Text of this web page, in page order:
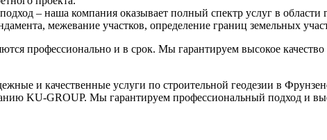
– наша компания оказывает полный спектр услуг в области
межевание участков, определение границ земельных
профессионально и в срок. Мы гарантируем высокое
и качественные услуги по строительной геодезии в
KU-GROUP. Мы гарантируем профессиональный подход и